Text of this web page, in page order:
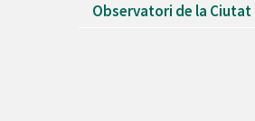
Observatori de la Ciutat